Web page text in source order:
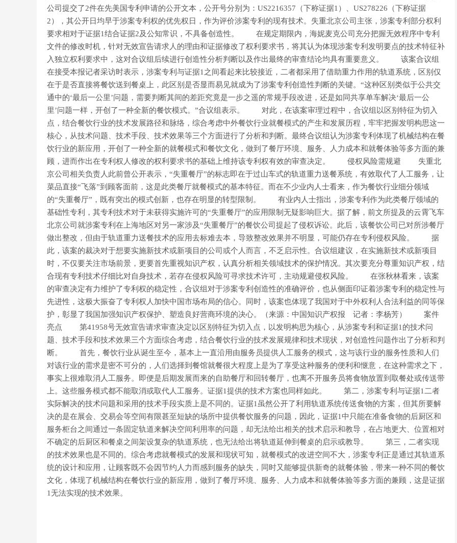
公司提交了2件在先美国专利申请的公开文本，公开号分别为：US2216357（下称证据1）、US278226（下称证据
2），其公开日均早于涉案专利权的优先权日，作为评价涉案专利的现有技术。失重北京公司主张，涉案专利部分权利
要求相对于证据1结合证据2及公知常识，不具备创造性。 在规定期限内，海妮麦克公司充分把握无效程序中专利
文件的修改时机，针对无效宣告请求人的理由和证据修改了权利要求书，将其认为体现涉案专利发明要点的技术特征补
入独立权利要求中，这对合议组后续进行创造性分析判断以及作出最终的审查结论均具有重要意义。 该案合议组
在接受本报记者采访时表示，涉案专利与证据1之间看起来比较接近，二者都采用了借助重力作用的轨道系统，区别仅
在于是否直接将餐饮送到餐桌上，此区别是否显而易见就成为了涉案专利创造性判断的关键。“这种区别类似于公共交
通中的‘最后一公里’问题，需要判断其间的差距究竟是一步之遥的常规手段改进，还是如同共享单车解决‘最后一公
里’问题一样，开创了一种全新的餐饮模式。”合议组表示。 对此，在该案审理过程中，合议组以区别特征为切入
点，结合餐饮行业的技术发展路径和脉络，综合考虑中外餐饮行业就餐模式的产生和发展历程，牢牢把握发明构思这一
核心，从技术问题、技术手段、技术效果等三个方面进行了分析和判断。最终合议组认为涉案专利体现了机械结构在餐
饮行业的新应用，开创了一种全新的就餐模式和餐饮文化，做到了餐厅环境、服务、人力成本和就餐体验等多方面的兼
顾，进而作出在专利权人修改的权利要求书的基础上维持该专利权有效的审查决定。 侵权风险需规避 失重北
京公司相关负责人此前曾公开表示，“失重餐厅”的标志即在于过山车式的轨道重力送餐系统，有效取代了人工服务，让
菜品直接“飞落”到顾客面前，这是此类餐厅就餐模式的基本特征。而在不少业内人士看来，作为餐饮行业细分领域
的“失重餐厅”，既有突出的模式创新，也存在明显的转型限制。 有业内人士指出，涉案专利作为此类餐厅领域的
基础性专利，其专利技术对于未获得实施许可的“失重餐厅”的应用限制无疑影响巨大。据了解，前文所提及的云霄飞车
北京公司就涉案专利在上海地区对另一家涉及“失重餐厅”的餐饮公司提起了侵权诉讼。此后，该餐饮公司已对所涉餐厅
做出整改，但由于轨道重力送餐技术的应用去标难去本，导致整改效果并不明显，可能仍存在专利侵权风险。 据
此，该案的裁决对于想要实施新技术或新项目的公司或个人而言，不乏启示性。合议组建议，在实施新技术或新项目
时，不仅要关注市场前景，更要首先重视知识产权，认真分析相关领域技术的保护情况。其次要充分尊重知识产权，结
合现有专利技术仔细比对自身技术，若存在侵权风险可寻求技术许可，主动规避侵权风险。 在张秋林看来，该案
的审查决定有力维护了专利权的稳定性，合议组对于涉案专利创造性的准确评价，也从侧面印证着涉案专利的稳定性与
先进性，这极大振奋了专利权人加快中国市场布局的信心。同时，该案也体现了我国对于中外权利人合法利益的同等保
护，彰显了我国加强知识产权保护、塑造良好营商环境的决心。（来源：中国知识产权报 记者：李杨芳） 案件
亮点 第41958号无效宣告请求审查决定以区别特征为切入点，以发明构思为核心，从涉案专利和证据1的技术问
题、技术手段和技术效果三个方面综合考虑，结合餐饮行业的技术发展规律和技术现状，对创造性问题作出了分析和判
断。 首先，餐饮行业从诞生至今，基本上一直沿用由服务员提供人工服务的模式，这与该行业的服务性质和人们
对该行业的需求是密不可分的，人们选择到餐馆就餐很大程度上是为了享受这种服务的便利和惬意，在这种需求之下，
事实上很难取消人工服务。即便是后期发展而来的自助餐厅和回转餐厅，也离不开服务员将食物放置到取餐处或传送带
上。这些服务模式都不能取消或取代人工服务。证据1提供的技术方案也同样如此。 第二，涉案专利与证据1二者
实际解决的技术问题和采用的技术手段实质上是不同的。证据1虽然公开了利用轨道系统传送食物的方案，但其所要解
决的是在展会、交易会等空间有限甚至短缺的场所中提供餐饮服务的问题，因此，证据1中只能在准备食物的后厨区和
服务柜台之间通过一条固定轨道来解决空间利用率的问题，却无法给出相关的技术启示和教导，在占地更大、位置相对
不确定的后厨区和餐桌之间架设复杂的轨道系统，也无法给出将轨道延伸到餐桌的启示或教导。 第三，二者实现
的技术效果也是不同的。综合考虑就餐模式的发展和现状可知，就餐模式的改进空间不大，涉案专利正是通过其轨道系
统的设计和应用，让顾客既不会因节约人力而感到服务的缺失，同时又能够提供新奇的就餐体验，带来一种不同的餐饮
文化，体现了机械结构在餐饮行业的新应用，做到了餐厅环境、服务、人力成本和就餐体验等多方面的兼顾，这是证据
1无法实现的技术效果。